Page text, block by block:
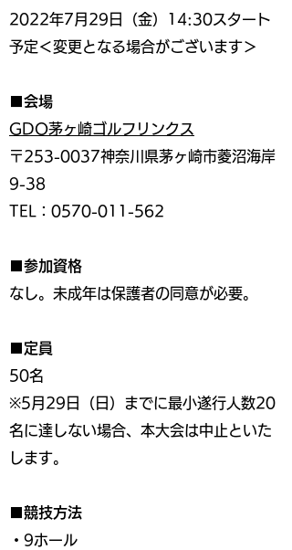
2022年7月29日（金）14:30スタート
予定＜変更となる場合がございます＞
■会場
GDO茅ヶ崎ゴルフリンクス
〒253-0037神奈川県茅ヶ崎市菱沼海岸
9-38
TEL：0570-011-562
■参加資格
なし。未成年は保護者の同意が必要。
■定員
50名
※5月29日（日）までに最小遂行人数20
名に達しない場合、本大会は中止といた
します。
■競技方法
・9ホール